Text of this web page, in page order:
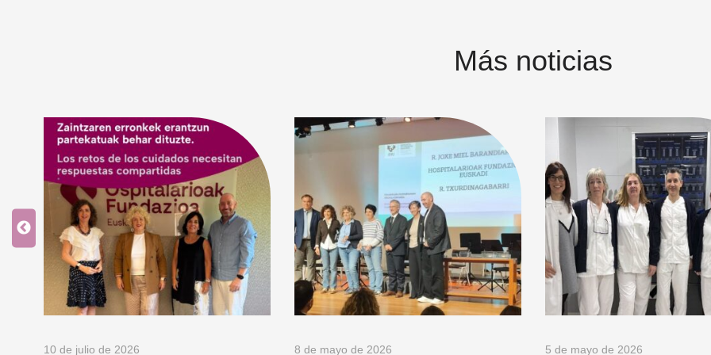
Más noticias
10 de julio de 2026 8 de mayo de 2026 5 de mayo de 2026